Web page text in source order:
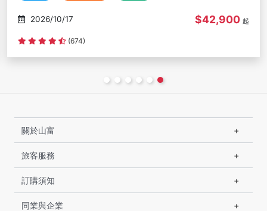
2026/10/17 $42,900 起
(674)
關於山富
旅客服務
訂購須知
同業與企業